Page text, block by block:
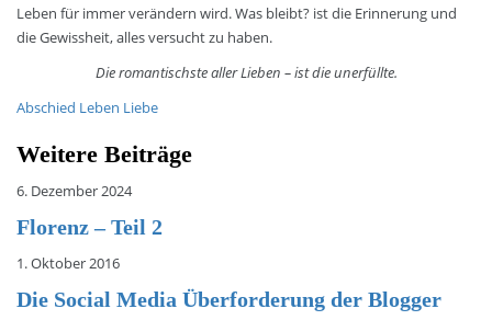
Leben für immer verändern wird. Was bleibt? ist die Erinnerung und
die Gewissheit, alles versucht zu haben.
Die romantischste aller Lieben – ist die unerfüllte.
Abschied Leben Liebe
Weitere Beiträge
6. Dezember 2024
Florenz – Teil 2
1. Oktober 2016
Die Social Media Überforderung der Blogger